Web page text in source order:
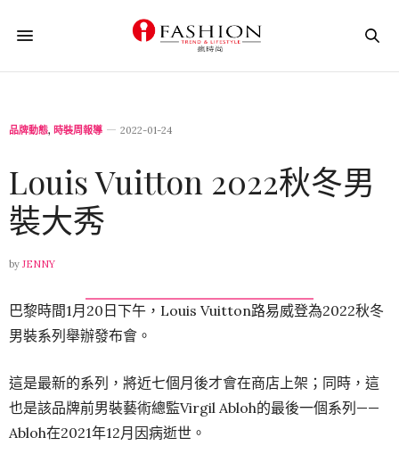
品牌動態, 時裝周報導 2022-01-24
Louis Vuitton 2022秋冬男
裝大秀
by JENNY
巴黎時間1月20日下午，Louis Vuitton路易威登為2022秋冬
男裝系列舉辦發布會。
這是最新的系列，將近七個月後才會在商店上架；同時，這
也是該品牌前男裝藝術總監Virgil Abloh的最後一個系列——
Abloh在2021年12月因病逝世。